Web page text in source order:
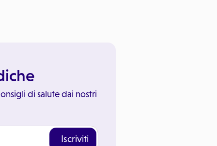
di salute dai nostri
Iscriviti